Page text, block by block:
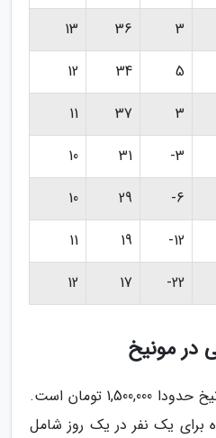
3
36
13
5
34
12
3
37
11
3-
31
10
6-
29
10
12-
19
11
22-
17
12
در مونیخ
هزینه یک روز اقامت در مونیخ حدودا 1,500,000 تومان است.
برای یک نفر در یک روز شامل